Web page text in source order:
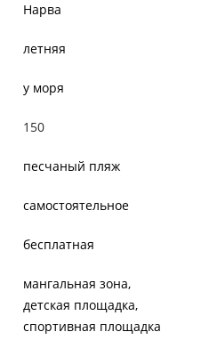
Нарва
летняя
у моря
150
песчаный пляж
самостоятельное
бесплатная
мангальная зона
детская площадка
спортивная площадка